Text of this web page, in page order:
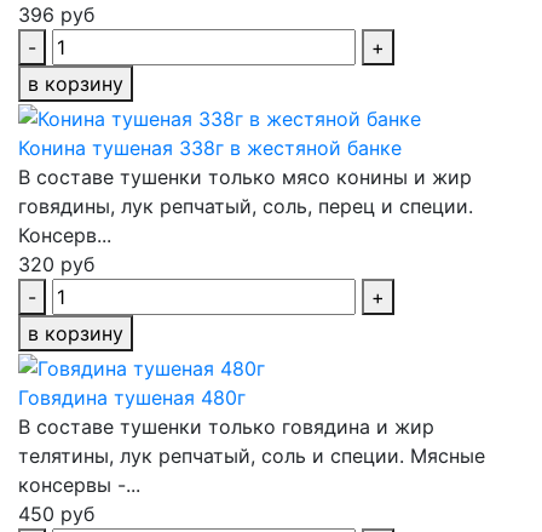
396 руб
-
+
в корзину
Конина тушеная 338г в жестяной банке
В составе тушенки только мясо конины и жир
говядины, лук репчатый, соль, перец и специи.
Консерв...
320 руб
-
+
в корзину
Говядина тушеная 480г
В составе тушенки только говядина и жир
телятины, лук репчатый, соль и специи. Мясные
консервы -...
450 руб